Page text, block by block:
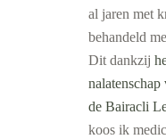
al jaren met
behandeld
Dit dankzij
de Bairacli
koos ik